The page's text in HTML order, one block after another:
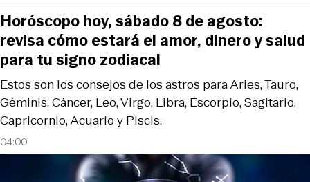
04:00
Estos son los consejos de los astros para Aries, Tauro,
Géminis, Cáncer, Leo, Virgo, Libra, Escorpio, Sagitario,
Capricornio, Acuario y Piscis.
Horóscopo hoy, sábado 8 de agosto:
revisa cómo estará el amor, dinero y salud
para tu signo zodiacal